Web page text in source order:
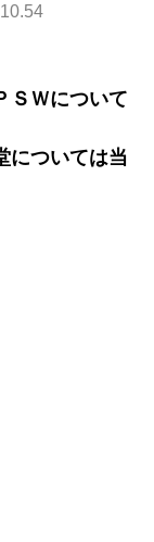
ＳＷについて
については当